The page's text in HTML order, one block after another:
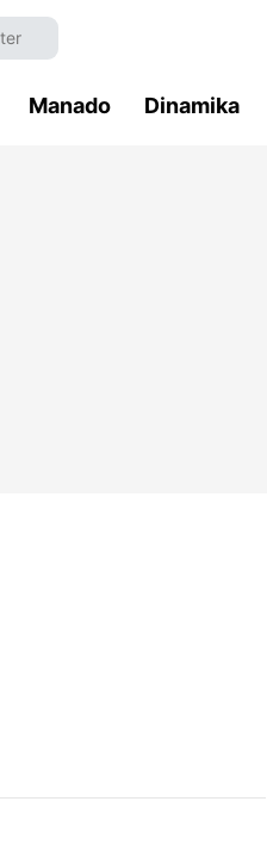
Manado Dinamika